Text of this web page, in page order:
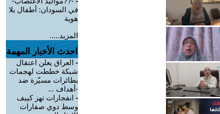
في السودان: أطفال بلا
هوية
المزيد.....
احدث الأخبار المهمة
- العراق يعلن اعتقال
شبكة خططت لهجمات
بطائرات مسيّرة ضد
-أهداف ...
- انفجارات تهز كييف
وسط دوي صفارات